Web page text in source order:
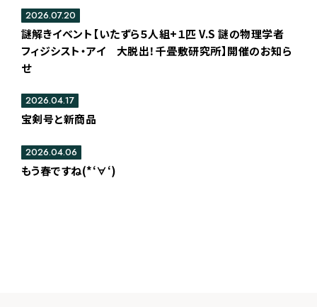
謎解きイベント【いたずら５人組+１匹 V.S 謎の物理学者
フィジシスト・アイ 大脱出！千畳敷研究所】開催のお知ら
せ
2026.07.20
宝剣号と新商品
2026.04.17
もう春ですね(*‘∀‘)
2026.04.06